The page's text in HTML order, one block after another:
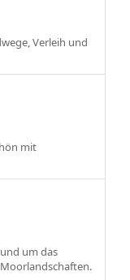
Verleih und
mit
um das